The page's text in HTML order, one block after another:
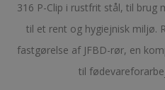
316 P-Clip i rustfrit stål, til brug
til et rent og hygiejnisk miljø.
fastgørelse af JFBD-rør, en
til